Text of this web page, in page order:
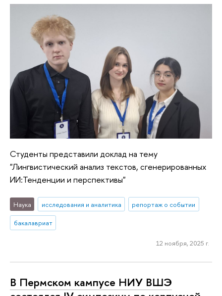
Студенты представили доклад на тему
"Лингвистический анализ текстов, сгенерированных
ИИ:Тенденции и перспективы"
Наука исследования и аналитика репортаж о событии
бакалавриат
12 ноября, 2025 г.
В Пермском кампусе НИУ ВШЭ